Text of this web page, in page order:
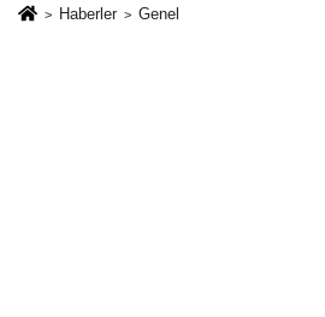
Haberler Genel